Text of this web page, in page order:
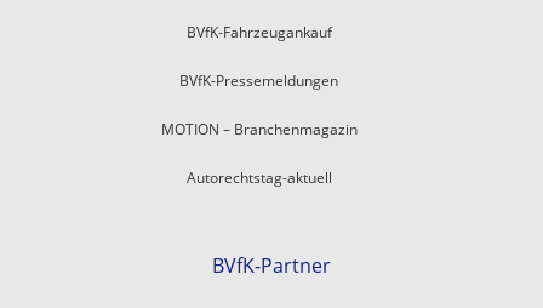
BVfK-Fahrzeugankauf
BVfK-Pressemeldungen
MOTION – Branchenmagazin
Autorechtstag-aktuell
BVfK-Partner